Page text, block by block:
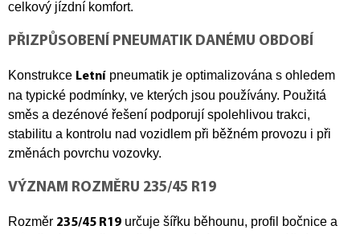
celkový jízdní komfort.
PŘIZPŮSOBENÍ PNEUMATIK DANÉMU OBDOBÍ
Konstrukce Letní pneumatik je optimalizována s ohledem
na typické podmínky, ve kterých jsou používány. Použitá
směs a dezénové řešení podporují spolehlivou trakci,
stabilitu a kontrolu nad vozidlem při běžném provozu i při
změnách povrchu vozovky.
VÝZNAM ROZMĚRU 235/45 R19
Rozměr 235/45 R19 určuje šířku běhounu, profil bočnice a